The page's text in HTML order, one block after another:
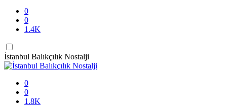
0
0
1.4K
İstanbul Balıkçılık Nostalji
0
0
1.8K